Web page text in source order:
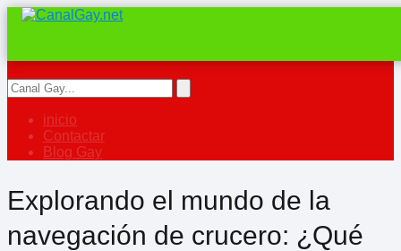
inicio
Contactar
Blog Gay
Explorando el mundo de la
navegación de crucero: ¿Qué